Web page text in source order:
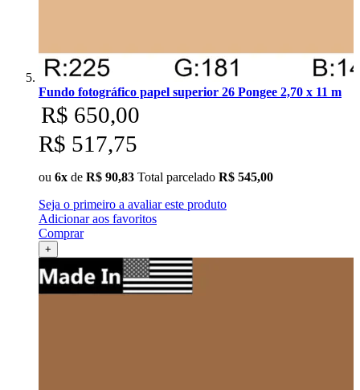
Fundo fotográfico papel superior 26 Pongee 2,70 x 11 m
R$ 650,00
R$ 517,75
ou 6x de R$ 90,83 Total parcelado R$ 545,00
Seja o primeiro a avaliar este produto
Adicionar aos favoritos
Comprar
+